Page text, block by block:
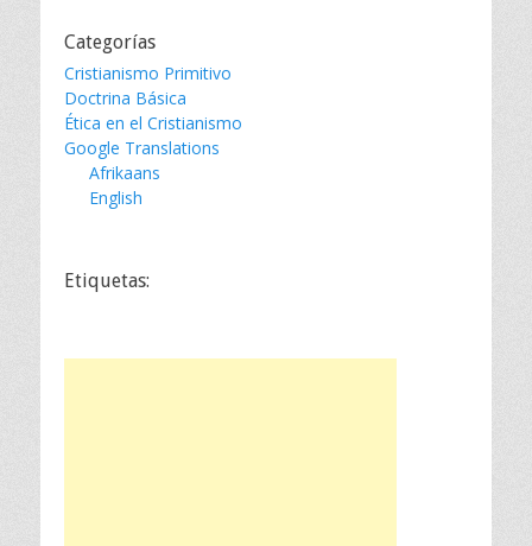
Categorías
Cristianismo Primitivo
Doctrina Básica
Ética en el Cristianismo
Google Translations
Afrikaans
English
Etiquetas: